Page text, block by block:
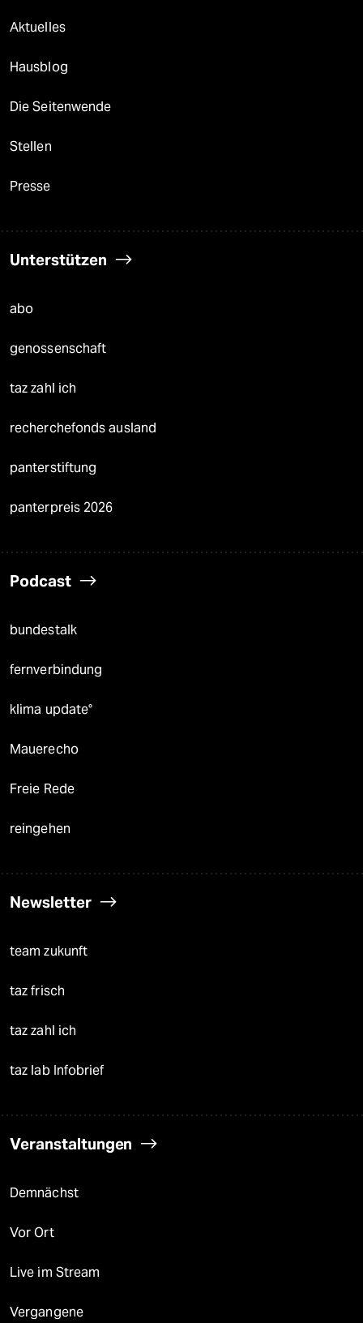
Aktuelles
Hausblog
Die Seitenwende
Stellen
Presse
Unterstützen
abo
genossenschaft
taz zahl ich
recherchefonds ausland
panterstiftung
panterpreis 2026
Podcast
bundestalk
fernverbindung
klima update°
Mauerecho
Freie Rede
reingehen
Newsletter
team zukunft
taz frisch
taz zahl ich
taz lab Infobrief
Veranstaltungen
Demnächst
Vor Ort
Live im Stream
Vergangene